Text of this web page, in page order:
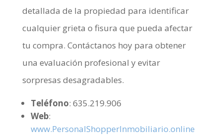
detallada de la propiedad para identificar
cualquier grieta o fisura que pueda afectar
tu compra. Contáctanos hoy para obtener
una evaluación profesional y evitar
sorpresas desagradables.
Teléfono: 635.219.906
Web:
www.PersonalShopperInmobiliario.online